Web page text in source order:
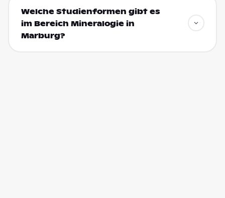
Welche Studienformen gibt es
im Bereich Mineralogie in
Marburg?